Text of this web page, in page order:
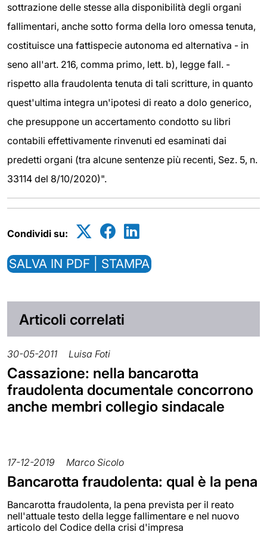
sottrazione delle stesse alla disponibilità degli organi
fallimentari, anche sotto forma della loro omessa tenuta,
costituisce una fattispecie autonoma ed alternativa - in
seno all'art. 216, comma primo, lett. b), legge fall. -
rispetto alla fraudolenta tenuta di tali scritture, in quanto
quest'ultima integra un'ipotesi di reato a dolo generico,
che presuppone un accertamento condotto su libri
contabili effettivamente rinvenuti ed esaminati dai
predetti organi (tra alcune sentenze più recenti, Sez. 5, n.
33114 del 8/10/2020)".
Condividi su:
SALVA IN PDF | STAMPA
Articoli correlati
30-05-2011 Luisa Foti
Cassazione: nella bancarotta
fraudolenta documentale concorrono
anche membri collegio sindacale
17-12-2019 Marco Sicolo
Bancarotta fraudolenta: qual è la pena
Bancarotta fraudolenta, la pena prevista per il reato
nell'attuale testo della legge fallimentare e nel nuovo
articolo del Codice della crisi d'impresa